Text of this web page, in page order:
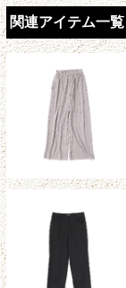
関連アイテム一覧